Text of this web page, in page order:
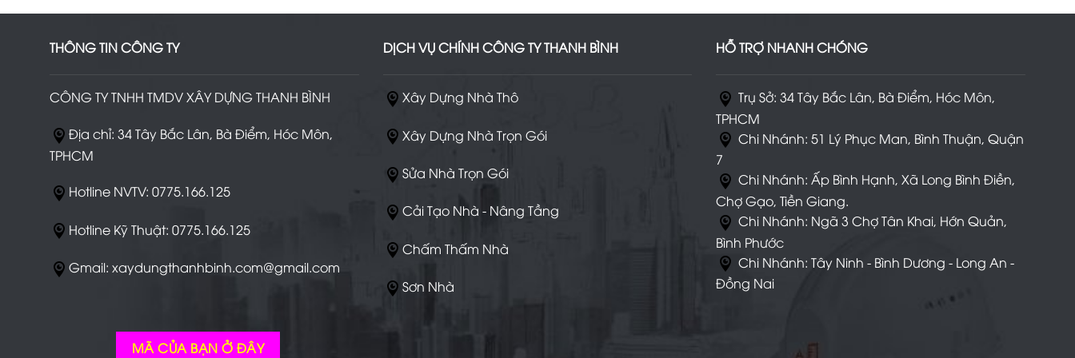
THÔNG TIN CÔNG TY
CÔNG TY TNHH TMDV XÂY DỰNG THANH BÌNH
Địa chỉ: 34 Tây Bắc Lân, Bà Điểm, Hóc Môn,
TPHCM
Hotline NVTV: 0775.166.125
Hotline Kỹ Thuật: 0775.166.125
Gmail: xaydungthanhbinh.com@gmail.com
MÃ CỦA BẠN Ở ĐÂY
DỊCH VỤ CHÍNH CÔNG TY THANH BÌNH
Xây Dựng Nhà Thô
Xây Dựng Nhà Trọn Gói
Sửa Nhà Trọn Gói
Cải Tạo Nhà - Nâng Tầng
Chấm Thấm Nhà
Sơn Nhà
HỖ TRỢ NHANH CHÓNG
Trụ Sở: 34 Tây Bắc Lân, Bà Điểm, Hóc Môn,
TPHCM
Chi Nhánh: 51 Lý Phục Man, Bình Thuận, Quận
7
Chi Nhánh: Ấp Bình Hạnh, Xã Long Bình Điền,
Chợ Gạo, Tiền Giang.
Chi Nhánh: Ngã 3 Chợ Tân Khai, Hớn Quản,
Bình Phước
Chi Nhánh: Tây Ninh - Bình Dương - Long An -
Đồng Nai